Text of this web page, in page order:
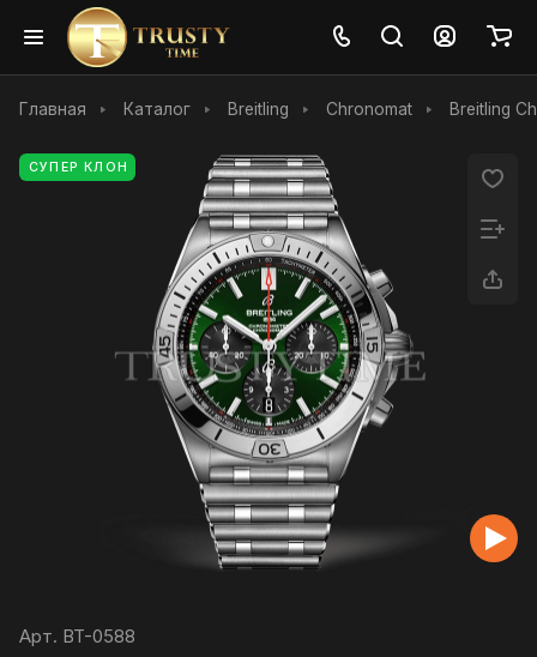
Главная Каталог Breitling Chronomat Breitling
СУПЕР КЛОН
Арт. BT-0588